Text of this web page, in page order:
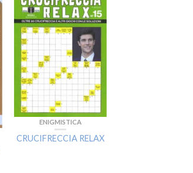
ENIGMISTICA
CRUCIFRECCIA RELAX